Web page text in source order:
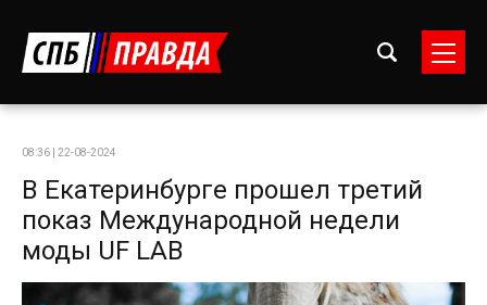
08:36 | 22-08-2024
В Екатеринбурге прошел третий
показ Международной недели
моды UF LAB